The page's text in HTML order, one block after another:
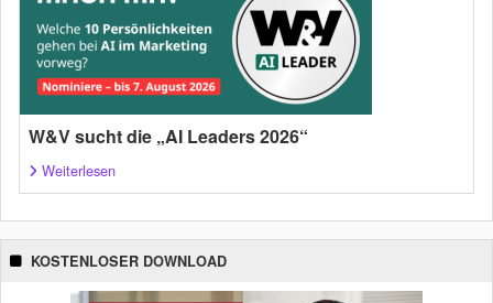
W&V sucht die „AI Leaders 2026“
Weiterlesen
KOSTENLOSER DOWNLOAD